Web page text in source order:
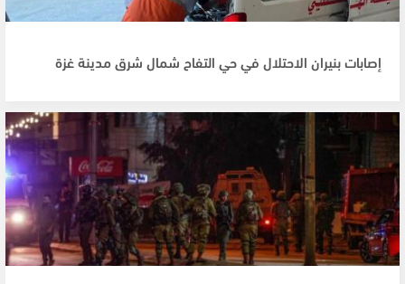
إصابات بنيران الاحتلال في حي التفاح شمال شرق مدينة غزة